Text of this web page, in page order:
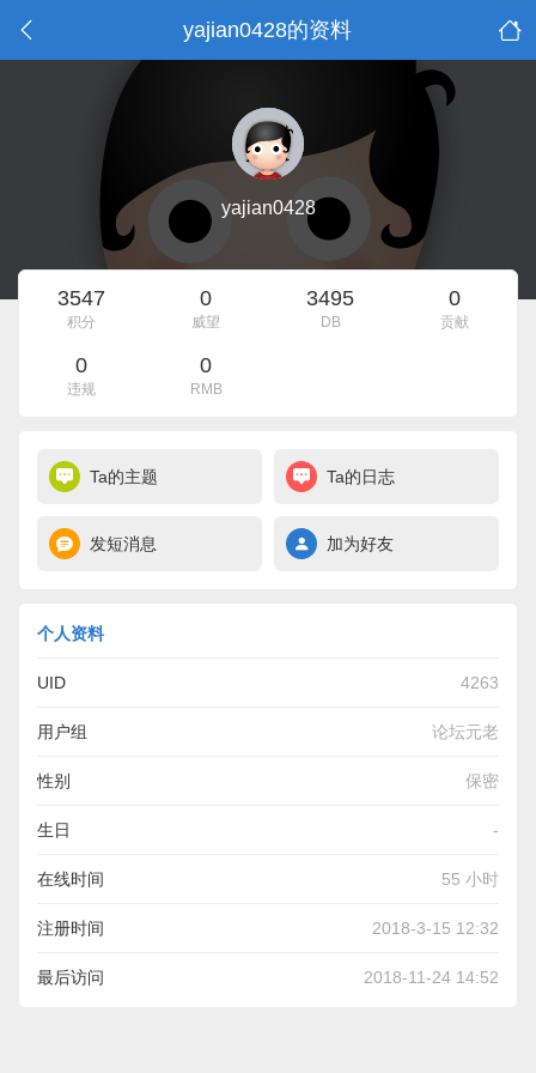
yajian0428的资料
yajian0428
3547
积分
0
威望
3495
DB
0
贡献
0
违规
0
RMB
Ta的主题 Ta的日志
发短消息 加为好友
个人资料
UID 4263
用户组 论坛元老
性别 保密
生日 -
在线时间 55 小时
注册时间 2018-3-15 12:32
最后访问 2018-11-24 14:52